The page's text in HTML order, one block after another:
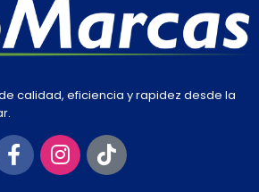
calidad, eficiencia y rapidez desde la